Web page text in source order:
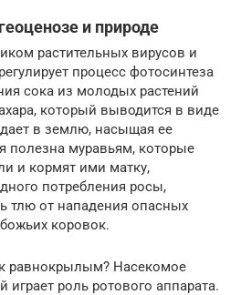
и природе
растительных вирусов и
процесс фотосинтеза
сока из молодых растений
который выводится в виде
в землю, насыщая ее
полезна муравьям, которые
и кормят ими матку,
потребления росы,
тлю от нападения опасных
коровок.
равнокрылым? Насекомое
играет роль ротового аппарата.